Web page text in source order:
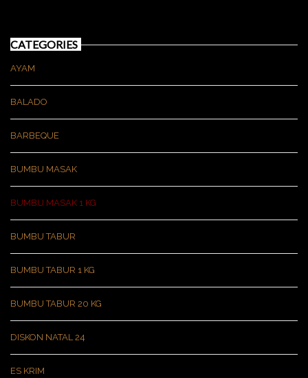
CATEGORIES
AYAM
BALADO
BARBEQUE
BUMBU MASAK
BUMBU MASAK 1 KG
BUMBU TABUR
BUMBU TABUR 1 KG
BUMBU TABUR 20 KG
DISKON NATAL 24
ES KRIM